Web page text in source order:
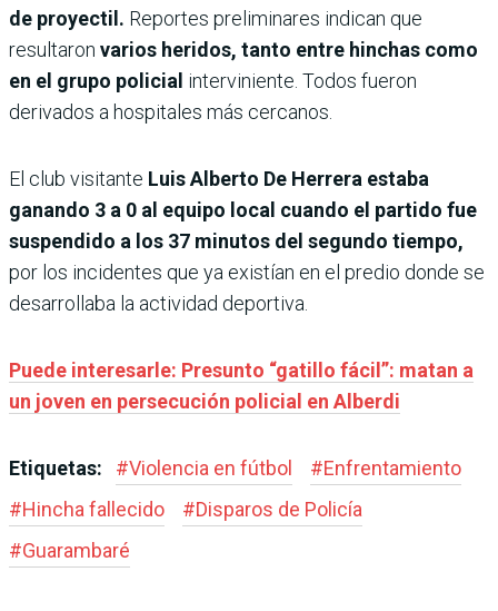
de proyectil. Reportes preliminares indican que
resultaron varios heridos, tanto entre hinchas como
en el grupo policial interviniente. Todos fueron
derivados a hospitales más cercanos.
El club visitante Luis Alberto De Herrera estaba
ganando 3 a 0 al equipo local cuando el partido fue
suspendido a los 37 minutos del segundo tiempo,
por los incidentes que ya existían en el predio donde se
desarrollaba la actividad deportiva.
Puede interesarle: Presunto “gatillo fácil”: matan a
un joven en persecución policial en Alberdi
Etiquetas: #Violencia en fútbol #Enfrentamiento
#Hincha fallecido #Disparos de Policía
#Guarambaré